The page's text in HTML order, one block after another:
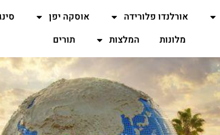
אורלנדו פלורידה אוסקה יפן
מלונות
המלצות תורים